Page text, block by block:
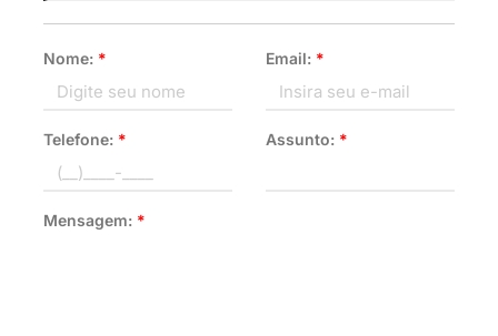
Nome: * Email: *
Telefone: * Assunto: *
Mensagem: *